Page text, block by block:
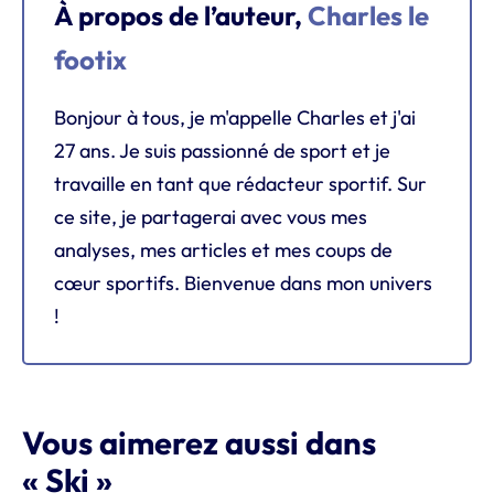
À propos de l’auteur, Charles le
footix
Bonjour à tous, je m'appelle Charles et j'ai
27 ans. Je suis passionné de sport et je
travaille en tant que rédacteur sportif. Sur
ce site, je partagerai avec vous mes
analyses, mes articles et mes coups de
cœur sportifs. Bienvenue dans mon univers
!
Vous aimerez aussi dans
« Ski »